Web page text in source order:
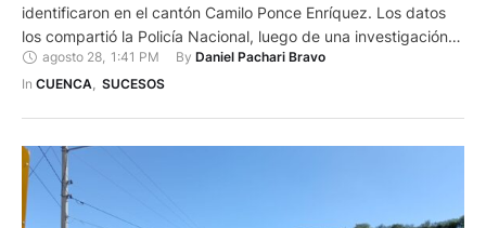
identificaron en el cantón Camilo Ponce Enríquez. Los datos
los compartió la Policía Nacional, luego de una investigación
que se llevó a cabo entre 26 y 28 de agosto de 2024. De
estas minas, que tendrían una extensión de 10 hectáreas
agosto 28 1:41 PM By Daniel Pachari Bravo
In CUENCA, SUCESOS